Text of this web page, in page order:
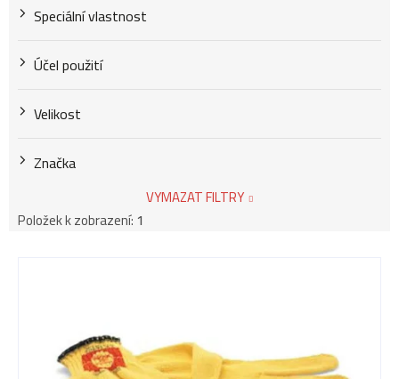
Speciální vlastnost
Účel použití
Velikost
Značka
VYMAZAT FILTRY
Položek k zobrazení:1